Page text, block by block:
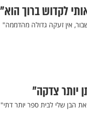
לקדוש ברוך הוא"
אין זעקה גדולה מהדממה"
יותר צדקה"
הבן שלי לבית ספר יותר דתי"